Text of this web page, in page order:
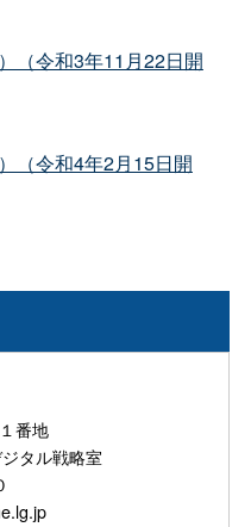
（令和3年11月22日開
（令和4年2月15日開
番地
タル戦略室